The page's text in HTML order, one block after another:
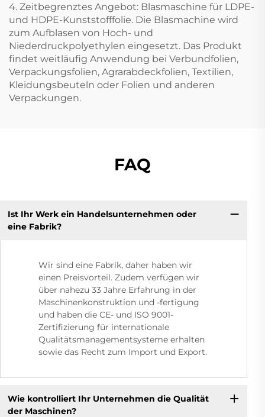
4. Zeitbegrenztes Angebot: Blasmaschine für LDPE-
und HDPE-Kunststofffolie. Die Blasmachine wird
zum Aufblasen von Hoch- und
Niederdruckpolyethylen eingesetzt. Das Produkt
findet weitläufig Anwendung bei Verbundfolien,
Verpackungsfolien, Agrarabdeckfolien, Textilien,
Kleidungsbeuteln oder Folien und anderen
Verpackungen.
FAQ
Ist Ihr Werk ein Handelsunternehmen oder
eine Fabrik?
Wir sind eine Fabrik, daher haben wir
einen Preisvorteil. Zudem verfügen wir
über nahezu 33 Jahre Erfahrung in der
Maschinenkonstruktion und -fertigung
und haben die CE- und ISO 9001-
Zertifizierung für internationale
Qualitätsmanagementsysteme erhalten
sowie das Recht zum Import und Export.
Wie kontrolliert Ihr Unternehmen die Qualität
der Maschinen?